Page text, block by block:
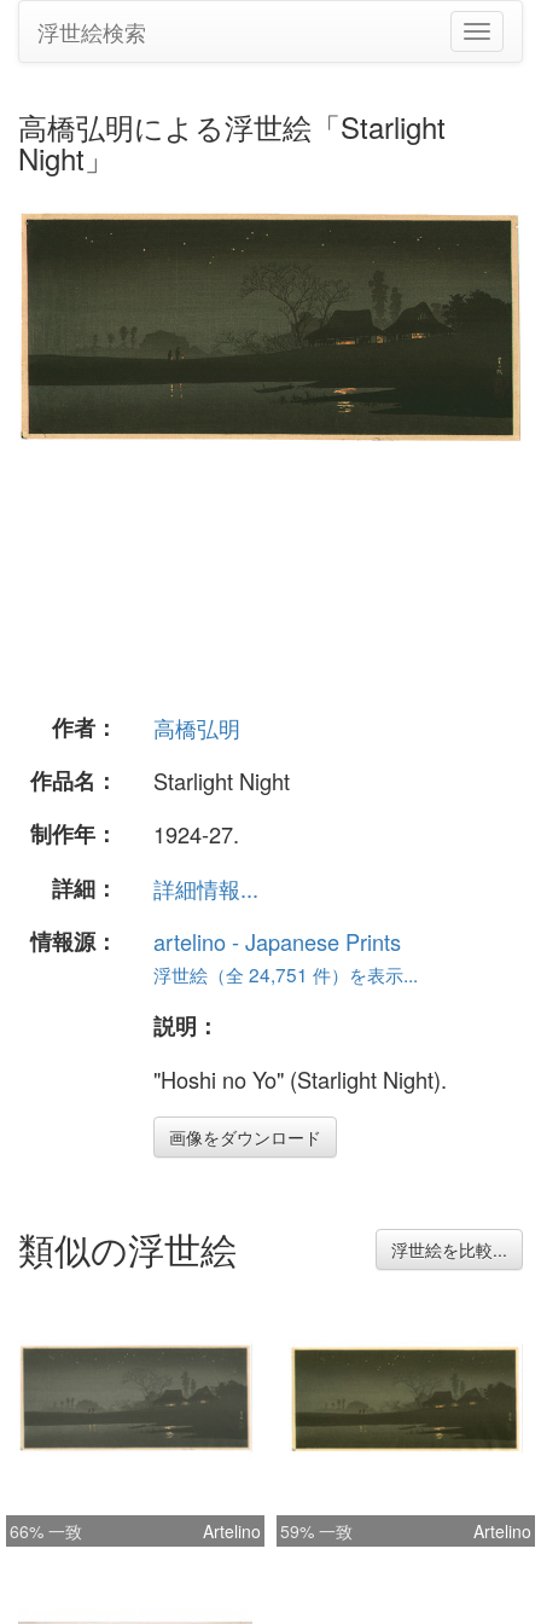
ナ
ビ
切
替
え
浮世絵検索
高橋弘明による浮世絵「Starlight
Night」
作者：
高橋弘明
作品名：
Starlight Night
制作年：
1924-27.
詳細：
詳細情報...
情報源：
artelino - Japanese Prints
浮世絵（全 24,751 件）を表示...
説明：
"Hoshi no Yo" (Starlight Night).
画像をダウンロード
類似の浮世絵 浮世絵を比較...
66% 一致 Artelino 59% 一致 Artelino